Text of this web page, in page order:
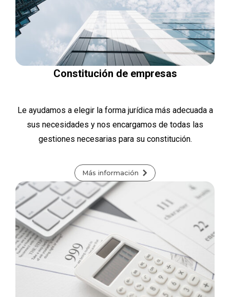
Constitución de empresas
Le ayudamos a elegir la forma jurídica más adecuada a
sus necesidades y nos encargamos de todas las
gestiones necesarias para su constitución.
Más información